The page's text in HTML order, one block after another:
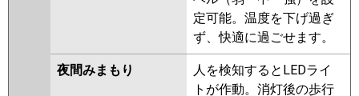
定可能。温度を下げ過ぎ
ず、快適に過ごせます。
夜間みまもり
人を検知するとLEDライ
トが作動。消灯後の歩行